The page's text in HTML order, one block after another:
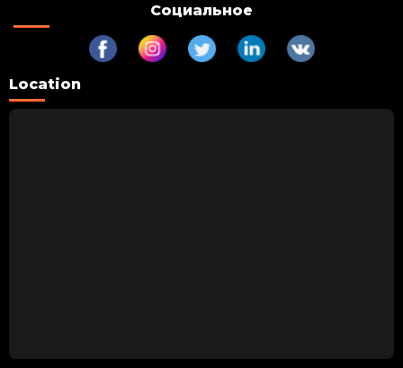
Социальное
Location